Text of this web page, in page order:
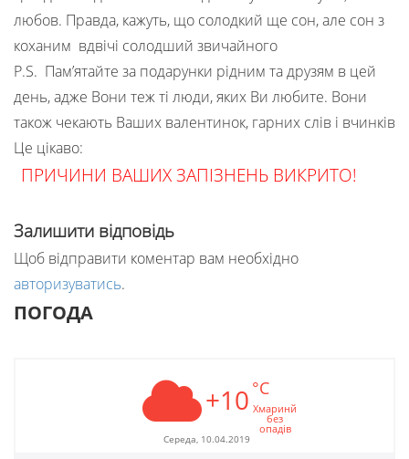
любов. Правда, кажуть, що солодкий ще сон, але сон з
коханим вдвічі солодший звичайного
P.S. Пам’ятайте за подарунки рідним та друзям в цей
день, адже Вони теж ті люди, яких Ви любите. Вони
також чекають Ваших валентинок, гарних слів і вчинків
Це цікаво:
ПРИЧИНИ ВАШИХ ЗАПІЗНЕНЬ ВИКРИТО!
Залишити відповідь
Щоб відправити коментар вам необхідно
авторизуватись.
ПОГОДА
+10 °C
Хмаринй
без
опадів
Середа, 10.04.2019